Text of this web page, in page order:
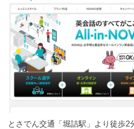
とさでん交通「堀詰駅」より徒歩2